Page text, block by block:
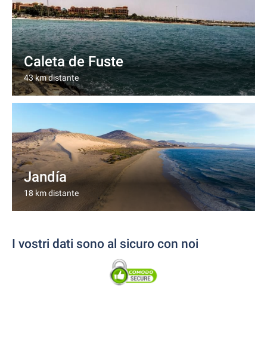
Caleta de Fuste
43 km distante
Jandía
18 km distante
I vostri dati sono al sicuro con noi